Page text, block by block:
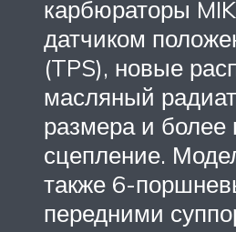
карбюраторы
датчиком
(TPS), новые
масляный
размера и
сцепление.
также 6-
передними